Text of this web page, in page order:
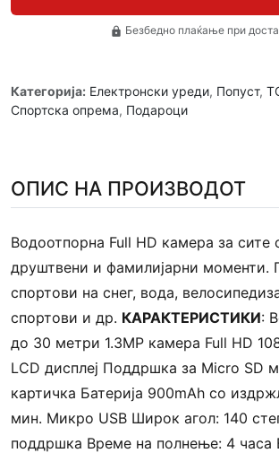
lock Безбедно плаќање при
Категорија: Електронски уреди, Попуст,
Спортска опрема, Подароци
ОПИС НА ПРОИЗВОДОТ
Водоотпорна Full HD камера за сите
друштвени и фамилијарни моменти.
спортови на снег, вода,
спортови и др. КАРАКТЕРИСТИКИ:
до 30 метри 1.3MP камера Full HD
LCD дисплеј Поддршка за Micro SD
картичка Батерија 900mAh со
мин. Микро USB Широк агол: 140
поддршка Време на полнење: 4 часа